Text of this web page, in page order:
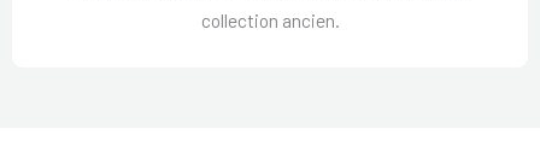
collection ancien.